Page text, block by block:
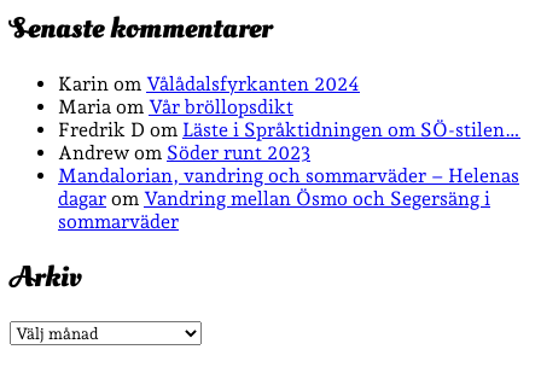
Senaste kommentarer
Karin om Vålådalsfyrkanten 2024
Maria om Vår bröllopsdikt
Fredrik D om Läste i Språktidningen om SÖ-stilen…
Andrew om Söder runt 2023
Mandalorian, vandring och sommarväder – Helenas
dagar om Vandring mellan Ösmo och Segersäng i
sommarväder
Arkiv
Arkiv